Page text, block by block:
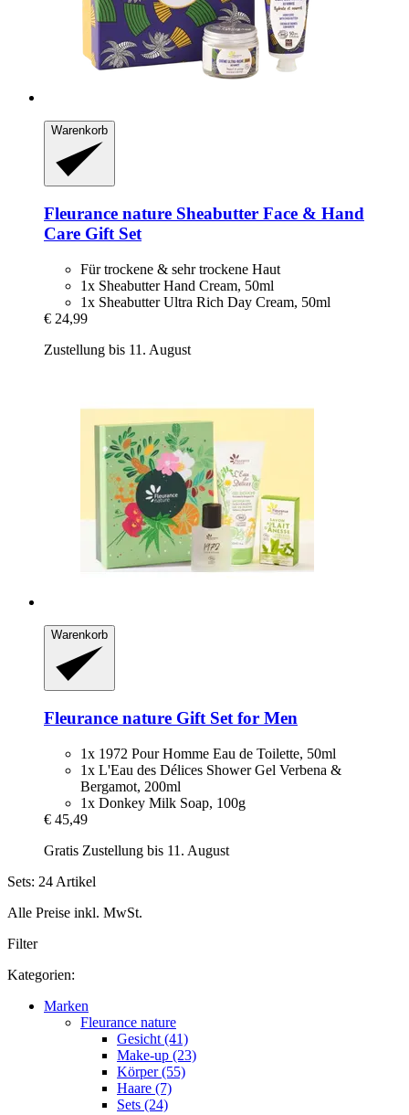
Warenkorb
Fleurance nature Sheabutter Face & Hand
Care Gift Set
Für trockene & sehr trockene Haut
1x Sheabutter Hand Cream, 50ml
1x Sheabutter Ultra Rich Day Cream, 50ml
€ 24,99
Zustellung bis 11. August
Warenkorb
Fleurance nature Gift Set for Men
1x 1972 Pour Homme Eau de Toilette, 50ml
1x L'Eau des Délices Shower Gel Verbena &
Bergamot, 200ml
1x Donkey Milk Soap, 100g
€ 45,49
Gratis Zustellung bis 11. August
Sets: 24 Artikel
Alle Preise inkl. MwSt.
Filter
Kategorien:
Marken
Fleurance nature
Gesicht (41)
Make-up (23)
Körper (55)
Haare (7)
Sets (24)